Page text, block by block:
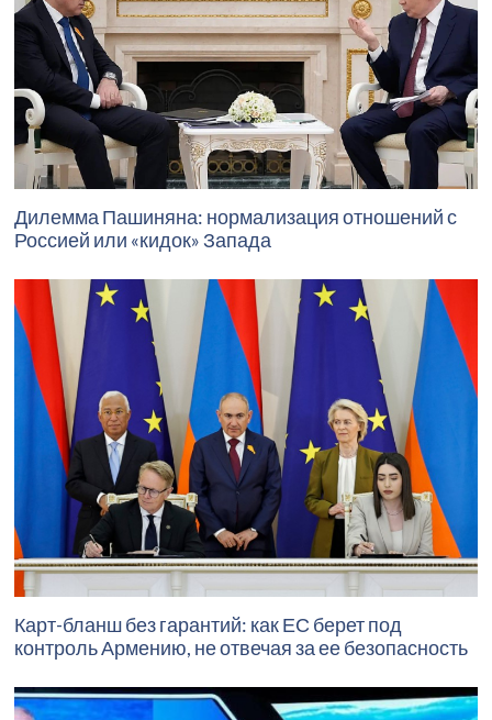
Дилемма Пашиняна: нормализация отношений с
Россией или «кидок» Запада
Карт-бланш без гарантий: как ЕС берет под
контроль Армению, не отвечая за ее безопасность